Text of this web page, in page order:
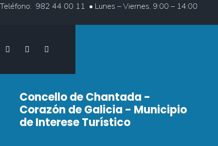
Teléfono: 982 44 00 11 • Lunes – Viernes, 9:00 – 14:00
Concello de Chantada -
Corazón de Galicia - Municipio
de Interese Turístico